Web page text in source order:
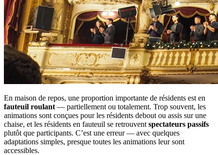
En maison de repos, une proportion importante de résidents est en
fauteuil roulant — partiellement ou totalement. Trop souvent, les
animations sont conçues pour les résidents debout ou assis sur une
chaise, et les résidents en fauteuil se retrouvent spectateurs passifs
plutôt que participants. C’est une erreur — avec quelques
adaptations simples, presque toutes les animations leur sont
accessibles.